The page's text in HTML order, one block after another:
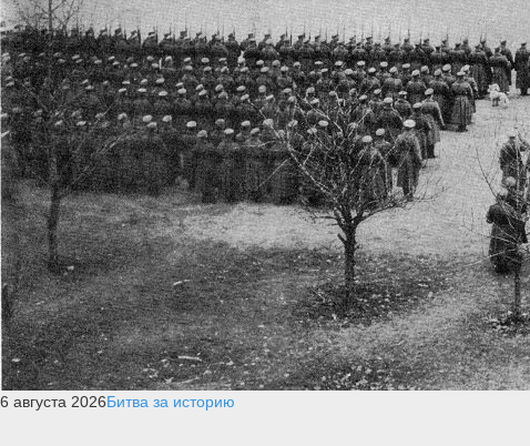
6 августа 2026Битва за историю